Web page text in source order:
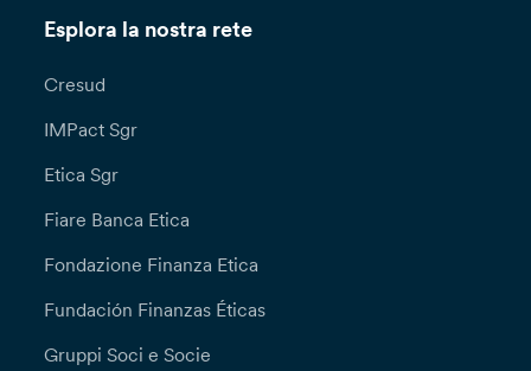
Esplora la nostra rete
Cresud
IMPact Sgr
Etica Sgr
Fiare Banca Etica
Fondazione Finanza Etica
Fundación Finanzas Éticas
Gruppi Soci e Socie